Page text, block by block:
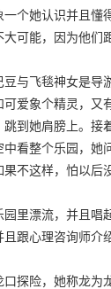
个她认识并且懂
可能，因为他们
与飞毯神女是导
爱象个精灵，又
到她肩膀上。接
看整个乐园，她
不这样，怕以后
里漂流，并且唱
跟心理咨询师介
探险，她称龙为